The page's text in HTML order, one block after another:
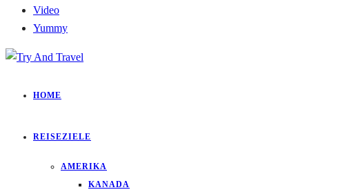
Video
Yummy
HOME
REISEZIELE
AMERIKA
KANADA